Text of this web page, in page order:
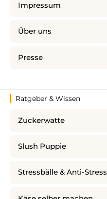
Impressum
Über uns
Presse
Ratgeber & Wissen
Zuckerwatte
Slush Puppie
Stressbälle & Anti-Stress